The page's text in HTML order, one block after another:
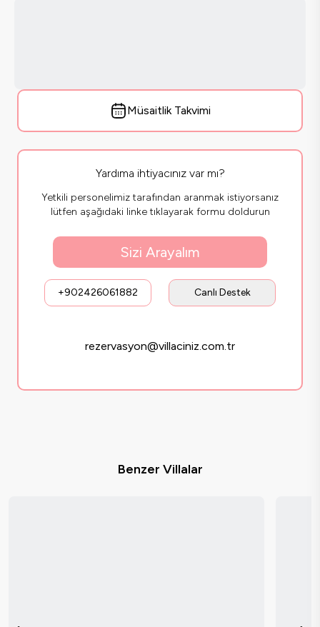
Müsaitlik Takvimi
Yardıma ihtiyacınız var mı?
Yetkili personelimiz tarafından aranmak istiyorsanız
lütfen aşağıdaki linke tıklayarak formu doldurun
Sizi Arayalım
+902426061882 Canlı Destek
rezervasyon@villaciniz.com.tr
Benzer Villalar